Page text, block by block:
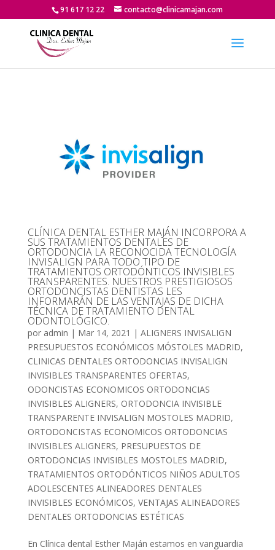
91 617 12 22 contacto@clinicamajan.com
CLÍNICA DENTAL ESTHER MAJÁN INCORPORA A
SUS TRATAMIENTOS DENTALES DE
ORTODONCIA LA RECONOCIDA TECNOLOGÍA
INVISALIGN PARA TODO TIPO DE
TRATAMIENTOS ORTODÓNTICOS INVISIBLES
TRANSPARENTES. NUESTROS PRESTIGIOSOS
ORTODONCISTAS DENTISTAS LES
INFORMARÁN DE LAS VENTAJAS DE DICHA
TÉCNICA DE TRATAMIENTO DENTAL
ODONTOLÓGICO.
por admin | Mar 14, 2021 | ALIGNERS INVISALIGN
PRESUPUESTOS ECONÓMICOS MÓSTOLES MADRID,
CLINICAS DENTALES ORTODONCIAS INVISALIGN
INVISIBLES TRANSPARENTES OFERTAS,
ODONCISTAS ECONOMICOS ORTODONCIAS
INVISIBLES ALIGNERS, ORTODONCIA INVISIBLE
TRANSPARENTE INVISALIGN MOSTOLES MADRID,
ORTODONCISTAS ECONOMICOS ORTODONCIAS
INVISIBLES ALIGNERS, PRESUPUESTOS DE
ORTODONCIAS INVISIBLES MOSTOLES MADRID,
TRATAMIENTOS ORTODÓNTICOS NIÑOS ADULTOS
ADOLESCENTES ALINEADORES DENTALES
INVISIBLES ECONÓMICOS, VENTAJAS ALINEADORES
DENTALES ORTODONCIAS ESTÉTICAS
En Clínica dental Esther Maján estamos en vanguardia